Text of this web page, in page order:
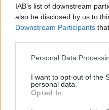
IAB’s list of downstream
also be disclosed by us to
Downstream Participants
Personal Data
I want to opt-out of the
personal data.
Opted In
Klart!
* * * * * * * * * * *